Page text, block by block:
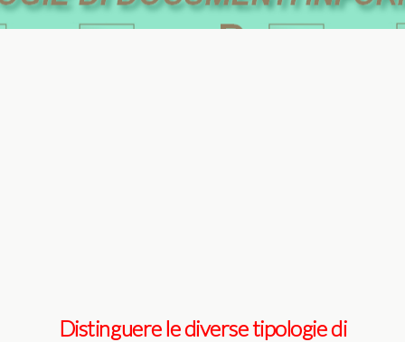
Distinguere le diverse tipologie di